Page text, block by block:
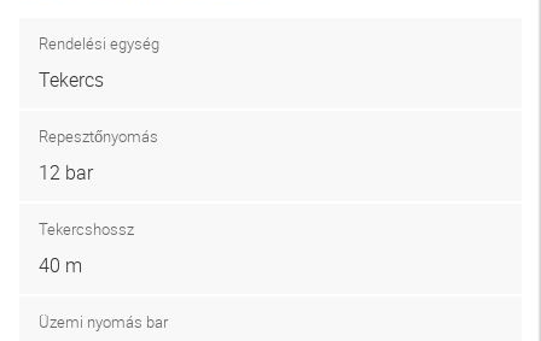
Rendelési egység
Tekercs
Repesztőnyomás
12 bar
Tekercshossz
40 m
Üzemi nyomás bar